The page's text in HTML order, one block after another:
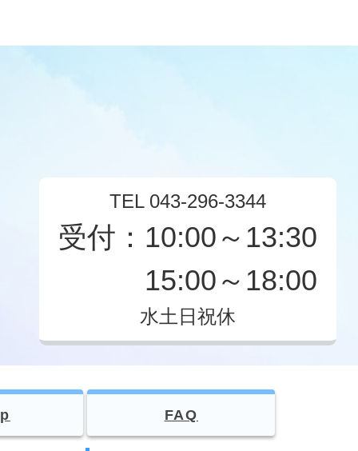
TEL 043-296-3344
受付：10:00～13:30
15:00～18:00
水土日祝休
FAQ